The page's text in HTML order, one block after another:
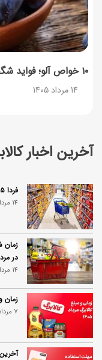
آخرین اخبار
فردا ۱۵ مرداد کالابرگ این افراد واریز می‌شود
14 مرداد 1405
زمان
در
14 مرداد 1405
زمان
7 مرداد 1405
آخرین
۱۰ خواص آلو؛ فواید شگفت‌انگیز این میوه برای سلامت بدن
14 مرداد 1405